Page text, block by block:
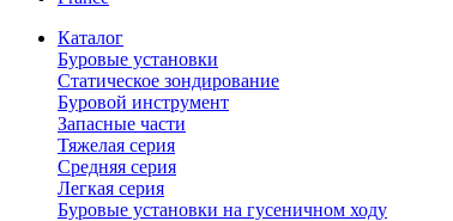
Каталог
Буровые установки
Статическое зондирование
Буровой инструмент
Запасные части
Тяжелая серия
Средняя серия
Легкая серия
Буровые установки на гусеничном ходу